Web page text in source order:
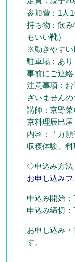
参加費：1人
持ち物：飲
もいい靴）
※動きやすい
駐車場：あり
事前にご連絡
注意事項：
ざいません
講師：京野
京料理辰巳
内容：「万
収穫体験、
◇申込み方法
お申し込みフ
申込み開始：
申込み締切：
お申し込み
す。